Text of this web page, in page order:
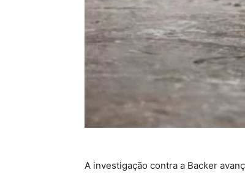
A investigação contra a Backer